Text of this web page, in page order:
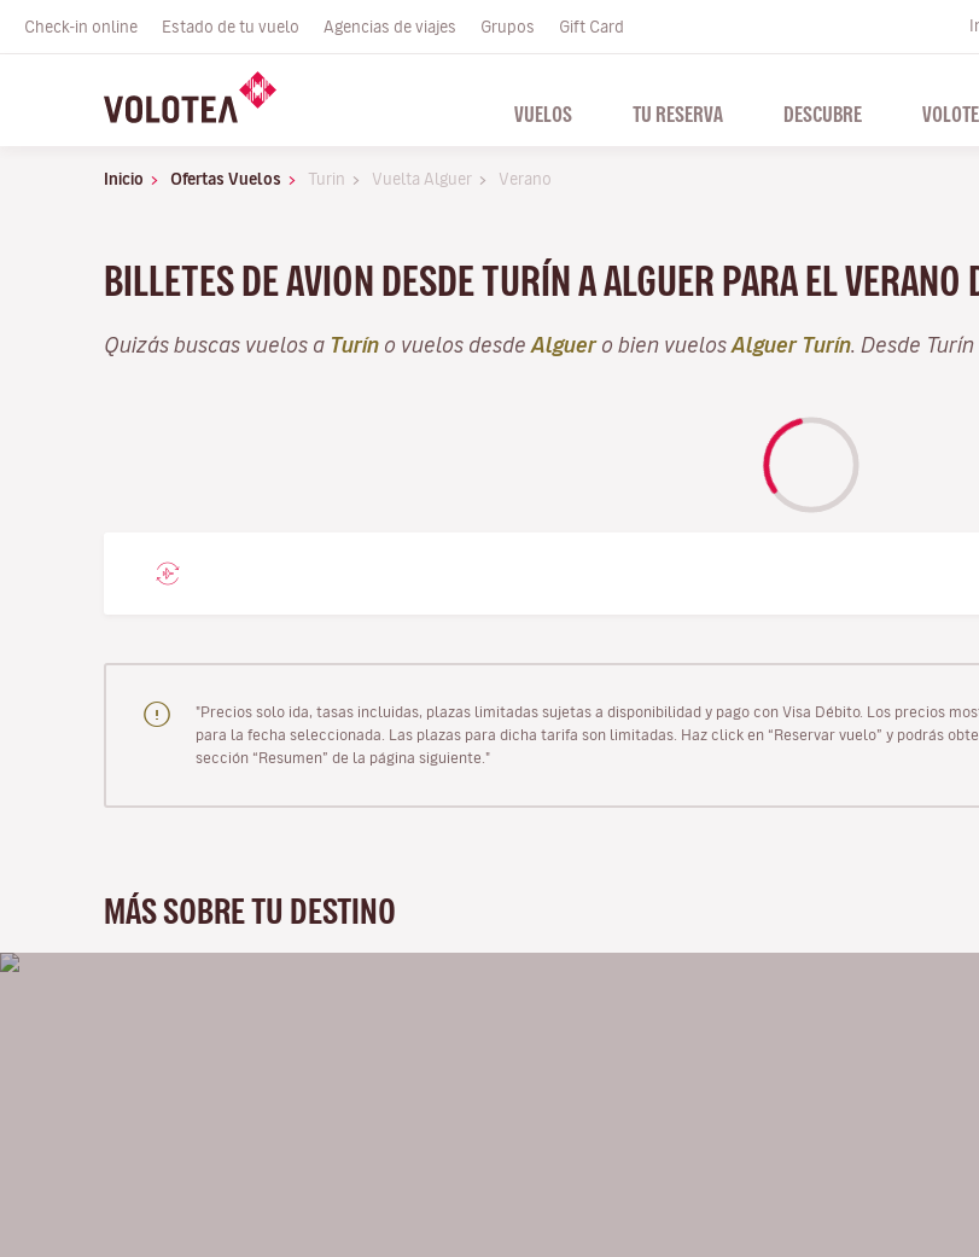
Check-in online Estado de tu vuelo Agencias de viajes Grupos Gift Card
VUELOS TU RESERVA DESCUBRE
Inicio Ofertas Vuelos Turin Vuelta Alguer Verano
BILLETES DE AVION DESDE TURÍN A ALGUER PARA EL VERANO
Quizás buscas vuelos a Turín o vuelos desde Alguero bien vuelos Alguer Turín . Desde
"Precios solo ida, tasas incluidas, plazas limitadas sujetas a disponibilidad y pago con Visa Débito. Los precios
para la fecha seleccionada. Las plazas para dicha tarifa son limitadas. Haz click en “Reservar vuelo” y podrás
sección “Resumen” de la página siguiente."
MÁS SOBRE TU DESTINO